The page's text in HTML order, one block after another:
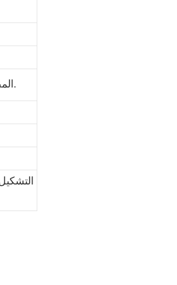
1. المصنع مباشرة، الخزف الفاخر، سعر تنافسي، التسليم الفوري، تصاميم متنوعة.